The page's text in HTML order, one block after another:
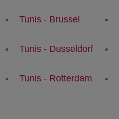
Tunis - Brussel
Tunis - Dusseldorf
Tunis - Rotterdam